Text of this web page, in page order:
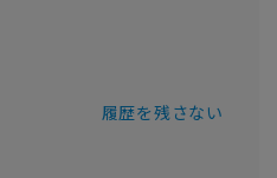
履歴を残さない